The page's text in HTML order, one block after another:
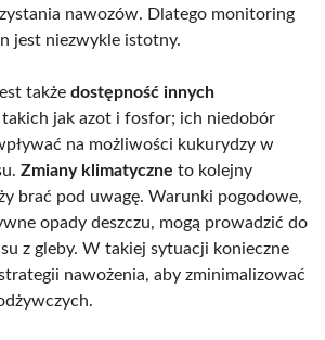
nawozów. Dlatego monitoring
jest niezwykle istotny.
także dostępność innych
takich jak azot i fosfor; ich niedobór
na możliwości kukurydzy w
Zmiany klimatyczne to kolejny
brać pod uwagę. Warunki pogodowe,
opady deszczu, mogą prowadzić do
z gleby. W takiej sytuacji konieczne
nawożenia, aby zminimalizować